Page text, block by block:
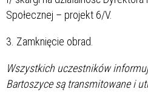
Społecznej – projekt 6/V.
3. Zamknięcie obrad.
Wszystkich uczestników
Bartoszyce są transmitowane i